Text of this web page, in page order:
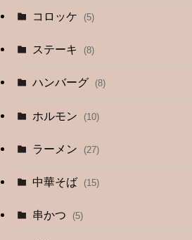
コロッケ (5)
ステーキ (8)
ハンバーグ (8)
ホルモン (10)
ラーメン (27)
中華そば (15)
串かつ (5)